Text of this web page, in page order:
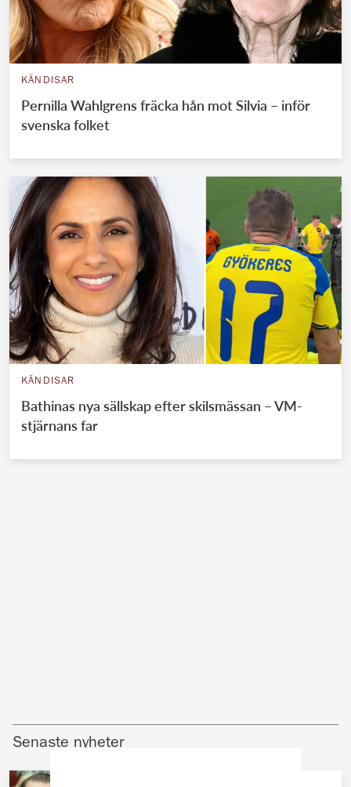
KÄNDISAR
Pernilla Wahlgrens fräcka hån mot Silvia – inför
svenska folket
KÄNDISAR
Bathinas nya sällskap efter skilsmässan – VM-
stjärnans far
Senaste nyheter